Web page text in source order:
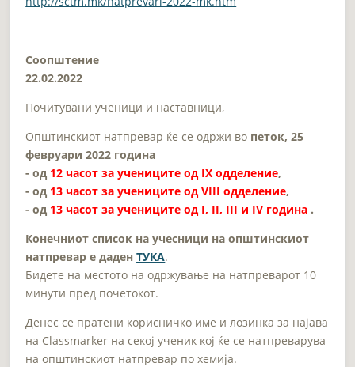
Соопштение
22.02.2022
Почитувани ученици и наставници,
Општинскиот натпревар ќе се одржи во петок, 25
февруари 2022 година
- од 12 часот за учениците од IX одделение,
- од 13 часот за учениците од VIII одделение,
- од 13 часот за учениците од I, II, III и IV година .
Конечниот список на учесници на општинскиот
натпревар е даден ТУКА.
Бидете на местото на одржување на натпреварот 10
минути пред почетокот.
Денес се пратени корисничко име и лозинка за најава
на Classmarker на секој ученик кој ќе се натпреварува
на општинскиот натпревар по хемија.